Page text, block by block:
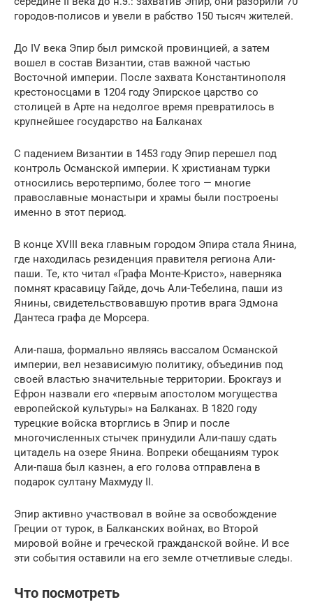
городов-полисов и увели в рабство 150 тысяч жителей.
До IV века Эпир был римской провинцией, а затем
вошел в состав Византии, став важной частью
Восточной империи. После захвата Константинополя
крестоносцами в 1204 году Эпирское царство со
столицей в Арте на недолгое время превратилось в
крупнейшее государство на Балканах
С падением Византии в 1453 году Эпир перешел под
контроль Османской империи. К христианам турки
относились веротерпимо, более того — многие
православные монастыри и храмы были построены
именно в этот период.
В конце XVIII века главным городом Эпира стала Янина,
где находилась резиденция правителя региона Али-
паши. Те, кто читал «Графа Монте-Кристо», наверняка
помнят красавицу Гайде, дочь Али-Тебелина, паши из
Янины, свидетельствовавшую против врага Эдмона
Дантеса графа де Морсера.
Али-паша, формально являясь вассалом Османской
империи, вел независимую политику, объединив под
своей властью значительные территории. Брокгауз и
Ефрон назвали его «первым апостолом могущества
европейской культуры» на Балканах. В 1820 году
турецкие войска вторглись в Эпир и после
многочисленных стычек принудили Али-пашу сдать
цитадель на озере Янина. Вопреки обещаниям турок
Али-паша был казнен, а его голова отправлена в
подарок султану Махмуду II.
Эпир активно участвовал в войне за освобождение
Греции от турок, в Балканских войнах, во Второй
мировой войне и греческой гражданской войне. И все
эти события оставили на его земле отчетливые следы.
Что посмотреть